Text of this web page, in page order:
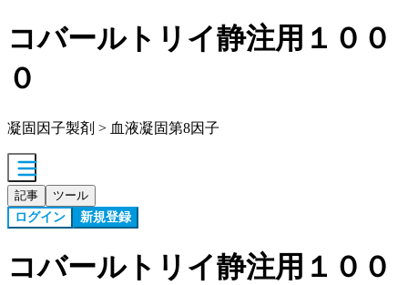
コバールトリイ静注用１００
０
凝固因子製剤 > 血液凝固第8因子
記事 ツール
ログイン 新規登録
コバールトリイ静注用１００